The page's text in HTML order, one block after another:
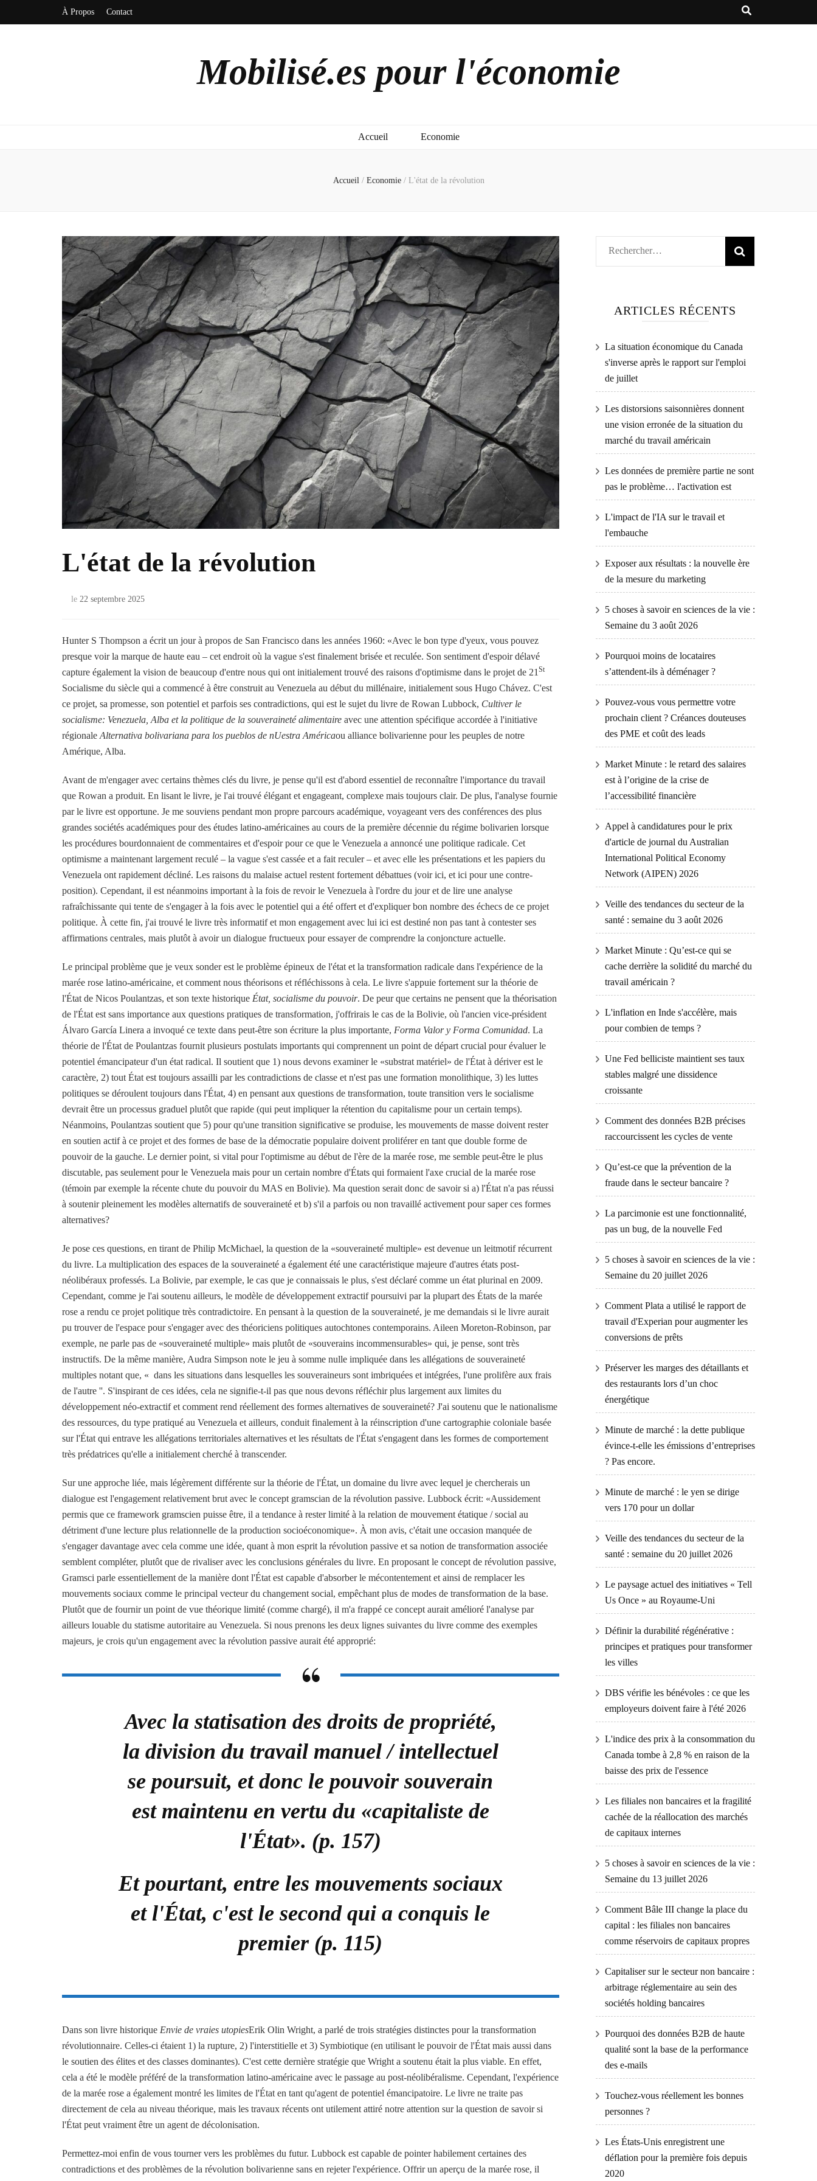
À Propos Contact
Mobilisé.es pour l'économie
Accueil Economie
Accueil / Economie / L'état de la révolution
L'état de la révolution
le 22 septembre 2025
Hunter S Thompson a écrit un jour à propos de San Francisco dans les années 1960: «Avec le bon type d'yeux, vous pouvez
presque voir la marque de haute eau – cet endroit où la vague s'est finalement brisée et reculée. Son sentiment d'espoir délavé
capture également la vision de beaucoup d'entre nous qui ont initialement trouvé des raisons d'optimisme dans le projet de 21 St
Socialisme du siècle qui a commencé à être construit au Venezuela au début du millénaire, initialement sous Hugo Chávez. C'est
ce projet, sa promesse, son potentiel et parfois ses contradictions, qui est le sujet du livre de Rowan Lubbock, Cultiver le
socialisme: Venezuela, Alba et la politique de la souveraineté alimentaire avec une attention spécifique accordée à l'initiative
régionale Alternativa bolivariana para los pueblos de nUestra Américaou alliance bolivarienne pour les peuples de notre
Amérique, Alba.
Avant de m'engager avec certains thèmes clés du livre, je pense qu'il est d'abord essentiel de reconnaître l'importance du travail
que Rowan a produit. En lisant le livre, je l'ai trouvé élégant et engageant, complexe mais toujours clair. De plus, l'analyse fournie
par le livre est opportune. Je me souviens pendant mon propre parcours académique, voyageant vers des conférences des plus
grandes sociétés académiques pour des études latino-américaines au cours de la première décennie du régime bolivarien lorsque
les procédures bourdonnaient de commentaires et d'espoir pour ce que le Venezuela a annoncé une politique radicale. Cet
optimisme a maintenant largement reculé – la vague s'est cassée et a fait reculer – et avec elle les présentations et les papiers du
Venezuela ont rapidement décliné. Les raisons du malaise actuel restent fortement débattues (voir ici, et ici pour une contre-
position). Cependant, il est néanmoins important à la fois de revoir le Venezuela à l'ordre du jour et de lire une analyse
rafraîchissante qui tente de s'engager à la fois avec le potentiel qui a été offert et d'expliquer bon nombre des échecs de ce projet
politique. À cette fin, j'ai trouvé le livre très informatif et mon engagement avec lui ici est destiné non pas tant à contester ses
affirmations centrales, mais plutôt à avoir un dialogue fructueux pour essayer de comprendre la conjoncture actuelle.
Le principal problème que je veux sonder est le problème épineux de l'état et la transformation radicale dans l'expérience de la
marée rose latino-américaine, et comment nous théorisons et réfléchissons à cela. Le livre s'appuie fortement sur la théorie de
l'État de Nicos Poulantzas, et son texte historique État, socialisme du pouvoir. De peur que certains ne pensent que la théorisation
de l'État est sans importance aux questions pratiques de transformation, j'offrirais le cas de la Bolivie, où l'ancien vice-président
Álvaro García Linera a invoqué ce texte dans peut-être son écriture la plus importante, Forma Valor y Forma Comunidad. La
théorie de l'État de Poulantzas fournit plusieurs postulats importants qui comprennent un point de départ crucial pour évaluer le
potentiel émancipateur d'un état radical. Il soutient que 1) nous devons examiner le «substrat matériel» de l'État à dériver est le
caractère, 2) tout État est toujours assailli par les contradictions de classe et n'est pas une formation monolithique, 3) les luttes
politiques se déroulent toujours dans l'État, 4) en pensant aux questions de transformation, toute transition vers le socialisme
devrait être un processus graduel plutôt que rapide (qui peut impliquer la rétention du capitalisme pour un certain temps).
Néanmoins, Poulantzas soutient que 5) pour qu'une transition significative se produise, les mouvements de masse doivent rester
en soutien actif à ce projet et des formes de base de la démocratie populaire doivent proliférer en tant que double forme de
pouvoir de la gauche. Le dernier point, si vital pour l'optimisme au début de l'ère de la marée rose, me semble peut-être le plus
discutable, pas seulement pour le Venezuela mais pour un certain nombre d'États qui formaient l'axe crucial de la marée rose
(témoin par exemple la récente chute du pouvoir du MAS en Bolivie). Ma question serait donc de savoir si a) l'État n'a pas réussi
à soutenir pleinement les modèles alternatifs de souveraineté et b) s'il a parfois ou non travaillé activement pour saper ces formes
alternatives?
Je pose ces questions, en tirant de Philip McMichael, la question de la «souveraineté multiple» est devenue un leitmotif récurrent
du livre. La multiplication des espaces de la souveraineté a également été une caractéristique majeure d'autres états post-
néolibéraux professés. La Bolivie, par exemple, le cas que je connaissais le plus, s'est déclaré comme un état plurinal en 2009.
Cependant, comme je l'ai soutenu ailleurs, le modèle de développement extractif poursuivi par la plupart des États de la marée
rose a rendu ce projet politique très contradictoire. En pensant à la question de la souveraineté, je me demandais si le livre aurait
pu trouver de l'espace pour s'engager avec des théoriciens politiques autochtones contemporains. Aileen Moreton-Robinson, par
exemple, ne parle pas de «souveraineté multiple» mais plutôt de «souverains incommensurables» qui, je pense, sont très
instructifs. De la même manière, Audra Simpson note le jeu à somme nulle impliquée dans les allégations de souveraineté
multiples notant que, « dans les situations dans lesquelles les souveraineurs sont imbriquées et intégrées, l'une prolifère aux frais
de l'autre ''. S'inspirant de ces idées, cela ne signifie-t-il pas que nous devons réfléchir plus largement aux limites du
développement néo-extractif et comment rend réellement des formes alternatives de souveraineté? J'ai soutenu que le nationalisme
des ressources, du type pratiqué au Venezuela et ailleurs, conduit finalement à la réinscription d'une cartographie coloniale basée
sur l'État qui entrave les allégations territoriales alternatives et les résultats de l'État s'engagent dans les formes de comportement
très prédatrices qu'elle a initialement cherché à transcender.
Sur une approche liée, mais légèrement différente sur la théorie de l'État, un domaine du livre avec lequel je chercherais un
dialogue est l'engagement relativement brut avec le concept gramscian de la révolution passive. Lubbock écrit: «Aussidement
permis que ce framework gramscien puisse être, il a tendance à rester limité à la relation de mouvement étatique / social au
détriment d'une lecture plus relationnelle de la production socioéconomique». À mon avis, c'était une occasion manquée de
s'engager davantage avec cela comme une idée, quant à mon esprit la révolution passive et sa notion de transformation associée
semblent compléter, plutôt que de rivaliser avec les conclusions générales du livre. En proposant le concept de révolution passive,
Gramsci parle essentiellement de la manière dont l'État est capable d'absorber le mécontentement et ainsi de remplacer les
mouvements sociaux comme le principal vecteur du changement social, empêchant plus de modes de transformation de la base.
Plutôt que de fournir un point de vue théorique limité (comme chargé), il m'a frappé ce concept aurait amélioré l'analyse par
ailleurs louable du statisme autoritaire au Venezuela. Si nous prenons les deux lignes suivantes du livre comme des exemples
majeurs, je crois qu'un engagement avec la révolution passive aurait été approprié:
Avec la statisation des droits de propriété,
la division du travail manuel / intellectuel
se poursuit, et donc le pouvoir souverain
est maintenu en vertu du «capitaliste de
l'État». (p. 157)
Et pourtant, entre les mouvements sociaux
et l'État, c'est le second qui a conquis le
premier (p. 115)
Dans son livre historique Envie de vraies utopiesErik Olin Wright, a parlé de trois stratégies distinctes pour la transformation
révolutionnaire. Celles-ci étaient 1) la rupture, 2) l'interstitielle et 3) Symbiotique (en utilisant le pouvoir de l'État mais aussi dans
le soutien des élites et des classes dominantes). C'est cette dernière stratégie que Wright a soutenu était la plus viable. En effet,
cela a été le modèle préféré de la transformation latino-américaine avec le passage au post-néolibéralisme. Cependant, l'expérience
de la marée rose a également montré les limites de l'État en tant qu'agent de potentiel émancipatoire. Le livre ne traite pas
directement de cela au niveau théorique, mais les travaux récents ont utilement attiré notre attention sur la question de savoir si
l'État peut vraiment être un agent de décolonisation.
Permettez-moi enfin de vous tourner vers les problèmes du futur. Lubbock est capable de pointer habilement certaines des
contradictions et des problèmes de la révolution bolivarienne sans en rejeter l'expérience. Offrir un aperçu de la marée rose, il
Rechercher :
ARTICLES RÉCENTS
La situation économique du Canada
s'inverse après le rapport sur l'emploi
de juillet
Les distorsions saisonnières donnent
une vision erronée de la situation du
marché du travail américain
Les données de première partie ne sont
pas le problème… l'activation est
L'impact de l'IA sur le travail et
l'embauche
Exposer aux résultats : la nouvelle ère
de la mesure du marketing
5 choses à savoir en sciences de la vie :
Semaine du 3 août 2026
Pourquoi moins de locataires
s’attendent-ils à déménager ?
Pouvez-vous vous permettre votre
prochain client ? Créances douteuses
des PME et coût des leads
Market Minute : le retard des salaires
est à l’origine de la crise de
l’accessibilité financière
Appel à candidatures pour le prix
d'article de journal du Australian
International Political Economy
Network (AIPEN) 2026
Veille des tendances du secteur de la
santé : semaine du 3 août 2026
Market Minute : Qu’est-ce qui se
cache derrière la solidité du marché du
travail américain ?
L'inflation en Inde s'accélère, mais
pour combien de temps ?
Une Fed belliciste maintient ses taux
stables malgré une dissidence
croissante
Comment des données B2B précises
raccourcissent les cycles de vente
Qu’est-ce que la prévention de la
fraude dans le secteur bancaire ?
La parcimonie est une fonctionnalité,
pas un bug, de la nouvelle Fed
5 choses à savoir en sciences de la vie :
Semaine du 20 juillet 2026
Comment Plata a utilisé le rapport de
travail d'Experian pour augmenter les
conversions de prêts
Préserver les marges des détaillants et
des restaurants lors d’un choc
énergétique
Minute de marché : la dette publique
évince-t-elle les émissions d’entreprises
? Pas encore.
Minute de marché : le yen se dirige
vers 170 pour un dollar
Veille des tendances du secteur de la
santé : semaine du 20 juillet 2026
Le paysage actuel des initiatives « Tell
Us Once » au Royaume-Uni
Définir la durabilité régénérative :
principes et pratiques pour transformer
les villes
DBS vérifie les bénévoles : ce que les
employeurs doivent faire à l'été 2026
L'indice des prix à la consommation du
Canada tombe à 2,8 % en raison de la
baisse des prix de l'essence
Les filiales non bancaires et la fragilité
cachée de la réallocation des marchés
de capitaux internes
5 choses à savoir en sciences de la vie :
Semaine du 13 juillet 2026
Comment Bâle III change la place du
capital : les filiales non bancaires
comme réservoirs de capitaux propres
Capitaliser sur le secteur non bancaire :
arbitrage réglementaire au sein des
sociétés holding bancaires
Pourquoi des données B2B de haute
qualité sont la base de la performance
des e-mails
Touchez-vous réellement les bonnes
personnes ?
Les États-Unis enregistrent une
déflation pour la première fois depuis
2020